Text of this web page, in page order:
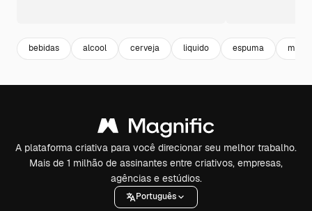
bebidas alcool cerveja liquido espuma
A plataforma criativa para você direcionar seu melhor trabalho.
Mais de 1 milhão de assinantes entre criativos, empresas,
agências e estúdios.
Português